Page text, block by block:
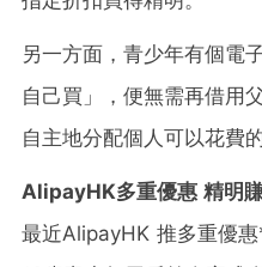
另一方面，青少年有個電
自己買」，便無需再借用
自主地分配個人可以花費
AlipayHK多重優惠 精明
最近AlipayHK 推多重優